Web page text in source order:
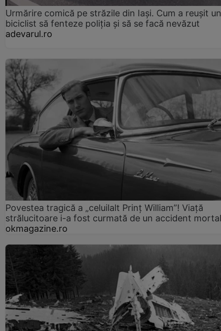
Urmărire comică pe străzile din Iași. Cum a reușit un
biciclist să fenteze poliția și să se facă nevăzut
adevarul.ro
Povestea tragică a „celuilalt Prinț William”! Viață
strălucitoare i-a fost curmată de un accident mortal
okmagazine.ro